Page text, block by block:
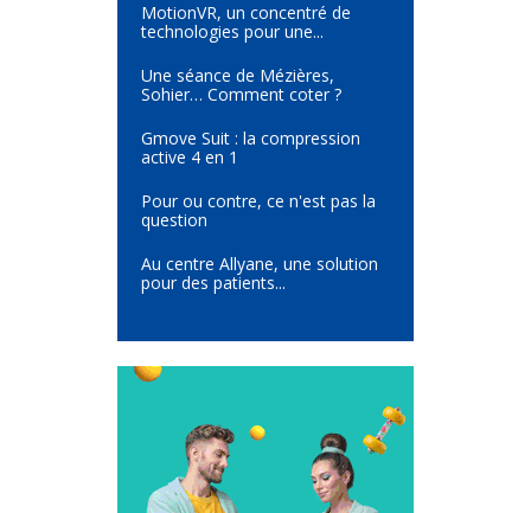
MotionVR, un concentré de
technologies pour une...
Une séance de Mézières,
Sohier… Comment coter ?
Gmove Suit : la compression
active 4 en 1
Pour ou contre, ce n'est pas la
question
Au centre Allyane, une solution
pour des patients...